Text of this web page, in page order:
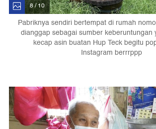
8 / 10
Pabriknya sendiri bertempat di rumah
dianggap sebagai sumber keberuntungan
kecap asin buatan Hup Teck begitu
Instagram berrrppp